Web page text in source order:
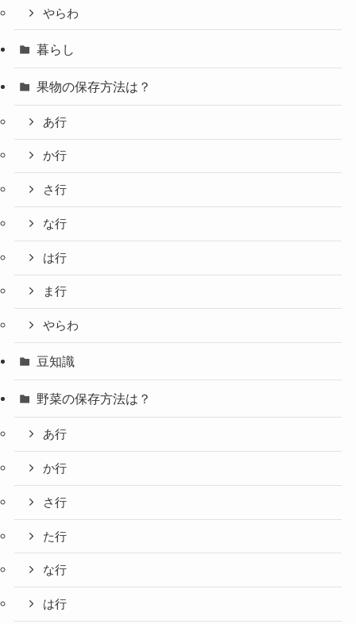
やらわ
暮らし
果物の保存方法は？
あ行
か行
さ行
な行
は行
ま行
やらわ
豆知識
野菜の保存方法は？
あ行
か行
さ行
た行
な行
は行